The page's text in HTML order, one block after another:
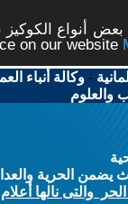
أنواع
on our website
-وكالة أنباء
والعلوم
الحرية
والتى نالها